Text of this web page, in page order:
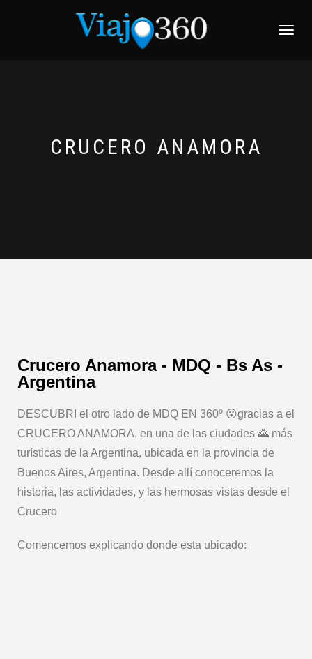
CRUCERO ANAMORA
Crucero Anamora - MDQ - Bs As -
Argentina
DESCUBRI el otro lado de MDQ EN 360º 😮gracias a el
CRUCERO ANAMORA, en una de las ciudades 🌄 más
turísticas de la Argentina, ubicada en la provincia de
Buenos Aires, Argentina. Desde allí conoceremos la
historia, las actividades, y las hermosas vistas desde el
Crucero
Comencemos explicando donde esta ubicado: